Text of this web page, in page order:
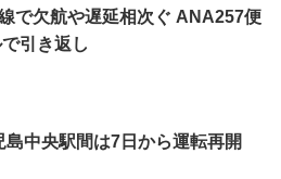
で欠航や遅延相次ぐ ANA257便
引き返し
中央駅間は7日から運転再開